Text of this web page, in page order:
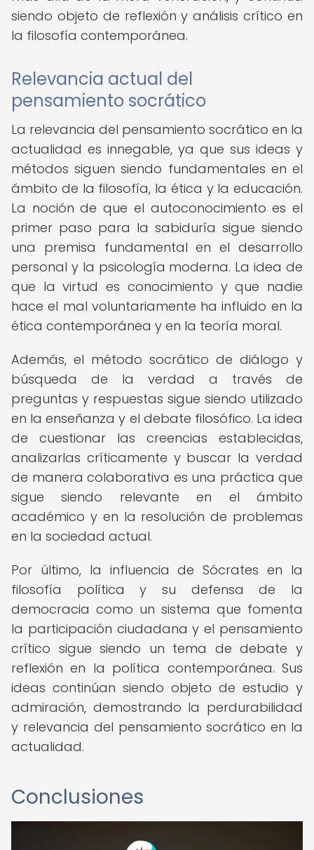
siendo objeto de reflexión y análisis crítico en
la filosofía contemporánea.
Relevancia actual del
pensamiento socrático
La relevancia del pensamiento socrático en la
actualidad es innegable, ya que sus ideas y
métodos siguen siendo fundamentales en el
ámbito de la filosofía, la ética y la educación.
La noción de que el autoconocimiento es el
primer paso para la sabiduría sigue siendo
una premisa fundamental en el desarrollo
personal y la psicología moderna. La idea de
que la virtud es conocimiento y que nadie
hace el mal voluntariamente ha influido en la
ética contemporánea y en la teoría moral.
Además, el método socrático de diálogo y
búsqueda de la verdad a través de
preguntas y respuestas sigue siendo utilizado
en la enseñanza y el debate filosófico. La idea
de cuestionar las creencias establecidas,
analizarlas críticamente y buscar la verdad
de manera colaborativa es una práctica que
sigue siendo relevante en el ámbito
académico y en la resolución de problemas
en la sociedad actual.
Por último, la influencia de Sócrates en la
filosofía política y su defensa de la
democracia como un sistema que fomenta
la participación ciudadana y el pensamiento
crítico sigue siendo un tema de debate y
reflexión en la política contemporánea. Sus
ideas continúan siendo objeto de estudio y
admiración, demostrando la perdurabilidad
y relevancia del pensamiento socrático en la
actualidad.
Conclusiones